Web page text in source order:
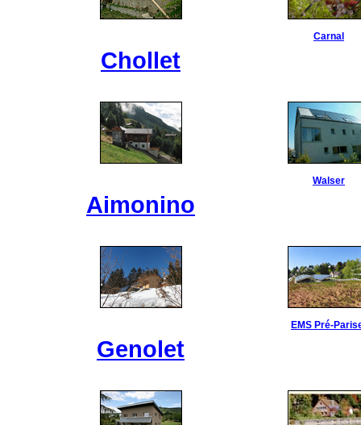
Chollet
Carnal
Aimonino
Walser
Genolet
EMS Pré-